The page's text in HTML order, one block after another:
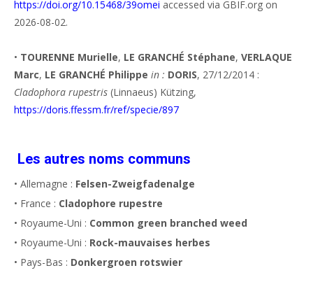
https://doi.org/10.15468/39omei accessed via GBIF.org on
2026-08-02.
• TOURENNE Murielle, LE GRANCHÉ Stéphane, VERLAQUE
Marc, LE GRANCHÉ Philippe in : DORIS, 27/12/2014 :
Cladophora rupestris (Linnaeus) Kützing,
https://doris.ffessm.fr/ref/specie/897
Les autres noms communs
• Allemagne : Felsen-Zweigfadenalge
• France : Cladophore rupestre
• Royaume-Uni : Common green branched weed
• Royaume-Uni : Rock-mauvaises herbes
• Pays-Bas : Donkergroen rotswier